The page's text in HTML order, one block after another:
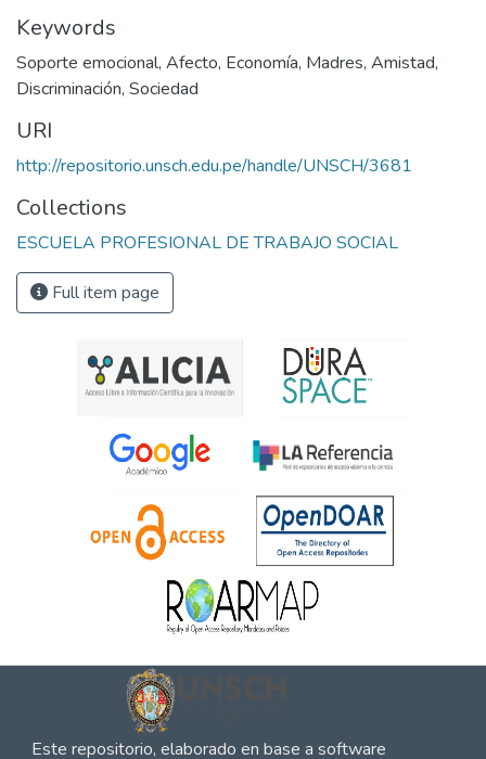
Keywords
Soporte emocional, Afecto, Economía, Madres, Amistad,
Discriminación, Sociedad
URI
http://repositorio.unsch.edu.pe/handle/UNSCH/3681
Collections
ESCUELA PROFESIONAL DE TRABAJO SOCIAL
Full item page
Este repositorio, elaborado en base a software